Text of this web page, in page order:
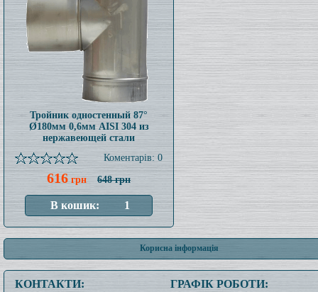
Тройник одностенный 87°
Ø180мм 0,6мм AISI 304 из
нержавеющей стали
Коментарів: 0
616грн 648 грн
Корисна інформація
КОНТАКТИ:
ГРАФІК РОБОТИ: